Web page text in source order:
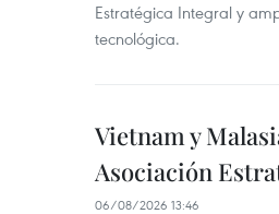
Estratégica Integral y
tecnológica.
Vietnam y
Asociación
06/08/2026 13:46